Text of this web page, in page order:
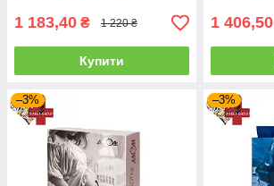
1 183,40 ₴ 1 220 ₴
Купити
1 406,50
–3% –3%